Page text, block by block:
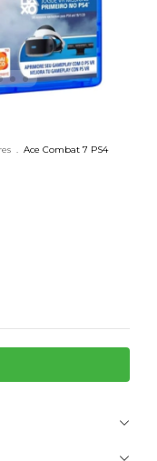
. Ace Combat 7 PS4